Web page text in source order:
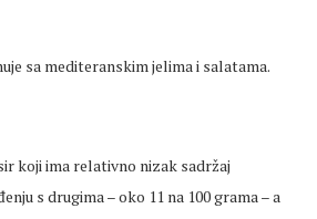
sa mediteranskim jelima i salatama.
koji ima relativno nizak sadržaj
s drugima – oko 11 na 100 grama – a